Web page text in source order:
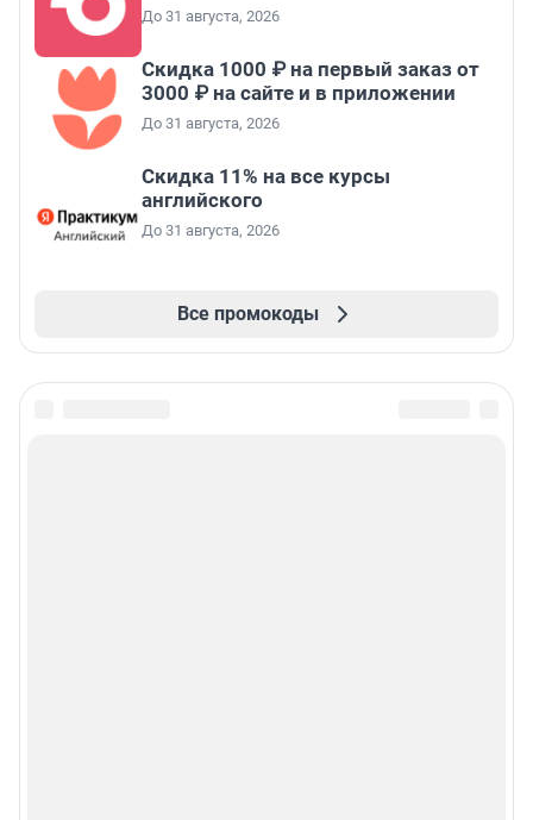
До 31 августа, 2026
Скидка 1000 ₽ на первый заказ от
3000 ₽ на сайте и в приложении
До 31 августа, 2026
Скидка 11% на все курсы
английского
До 31 августа, 2026
Все промокоды